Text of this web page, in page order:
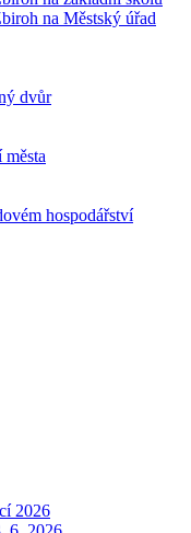
na Městský úřad
dvůr
hospodářství
2026